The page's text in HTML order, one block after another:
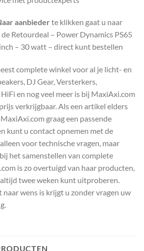
aanbieder te klikken gaat u naar
Retourdeal – Power Dynamics PS65
– 30 watt – direct kunt bestellen
complete winkel voor al je licht- en
DJ Gear, Versterkers,
en nog veel meer is bij MaxiAxi.com
verkrijgbaar. Als een artikel elders
graag een passende
kunt u contact opnemen met de
voor technische vragen, maar
het samenstellen van complete
is zo overtuigd van haar producten,
twee weken kunt uitproberen.
naar wens is krijgt u zonder vragen uw